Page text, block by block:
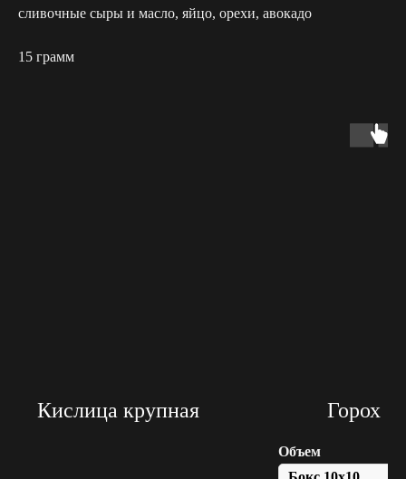
сливочные сыры и масло, яйцо, орехи, авокадо
15 грамм
Кислица крупная Горох
Объем